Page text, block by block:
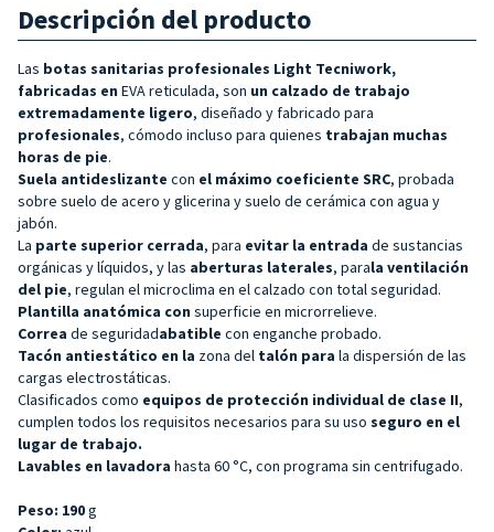
Descripción del producto
Las botas sanitarias profesionales Light Tecniwork,
fabricadas en EVA reticulada, son un calzado de trabajo
extremadamente ligero, diseñado y fabricado para
profesionales, cómodo incluso para quienes trabajan muchas
horas de pie.
Suela antideslizante con el máximo coeficiente SRC, probada
sobre suelo de acero y glicerina y suelo de cerámica con agua y
jabón.
La parte superior cerrada, para evitar la entrada de sustancias
orgánicas y líquidos, y las aberturas laterales, parala ventilación
del pie, regulan el microclima en el calzado con total seguridad.
Plantilla anatómica con superficie en microrrelieve.
Correa de seguridadabatible con enganche probado.
Tacón antiestático en la zona del talón para la dispersión de las
cargas electrostáticas.
Clasificados como equipos de protección individual de clase II,
cumplen todos los requisitos necesarios para su uso seguro en el
lugar de trabajo.
Lavables en lavadora hasta 60 °C, con programa sin centrifugado.
Peso: 190g